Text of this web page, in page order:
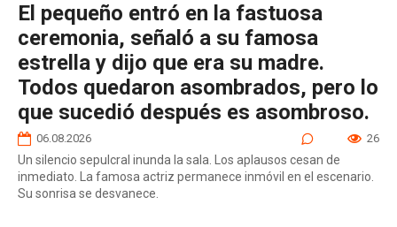
El pequeño entró en la fastuosa
ceremonia, señaló a su famosa
estrella y dijo que era su madre.
Todos quedaron asombrados, pero lo
que sucedió después es asombroso.
06.08.2026 26
Un silencio sepulcral inunda la sala. Los aplausos cesan de
inmediato. La famosa actriz permanece inmóvil en el escenario.
Su sonrisa se desvanece.